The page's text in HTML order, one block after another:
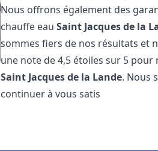
Nous offrons également des
chauffe eauSaint Jacques de la
sommes fiers de nos résultats et
une note de 4,5 étoiles sur 5
Saint Jacques de la Lande. Nous
continuer à vous satis